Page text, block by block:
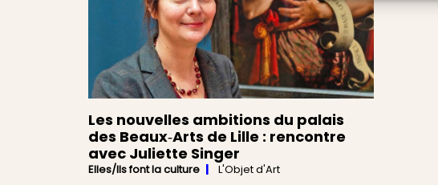
Les nouvelles ambitions du palais
des Beaux‑Arts de Lille : rencontre
avec Juliette Singer
Elles/Ils font la culture L'Objet d'Art